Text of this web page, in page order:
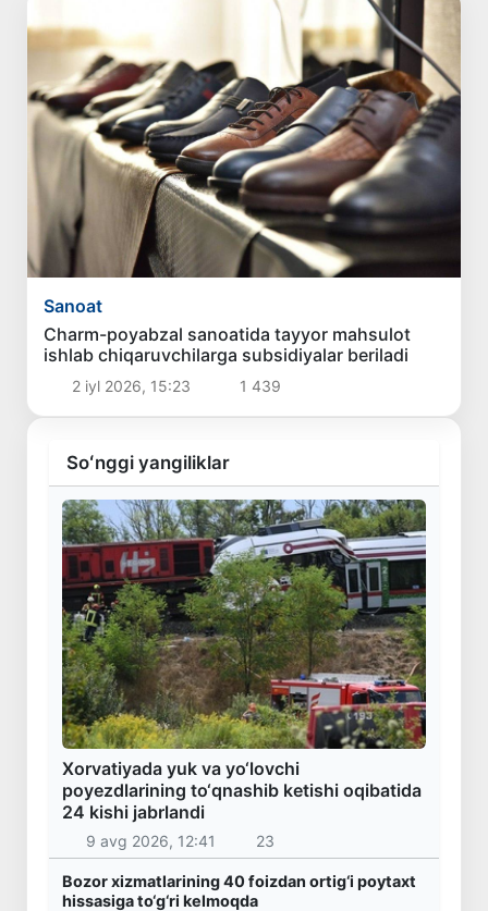
Sanoat
Charm-poyabzal sanoatida tayyor mahsulot
ishlab chiqaruvchilarga subsidiyalar beriladi
2 iyl 2026, 15:23 1 439
Soʻnggi yangiliklar
Xorvatiyada yuk va yo‘lovchi
poyezdlarining to‘qnashib ketishi oqibatida
24 kishi jabrlandi
9 avg 2026, 12:41 23
Bozor xizmatlarining 40 foizdan ortig‘i poytaxt
hissasiga to‘g‘ri kelmoqda